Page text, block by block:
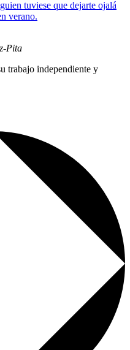
tuviese que dejarte ojalá
verano.
Pita
trabajo independiente y